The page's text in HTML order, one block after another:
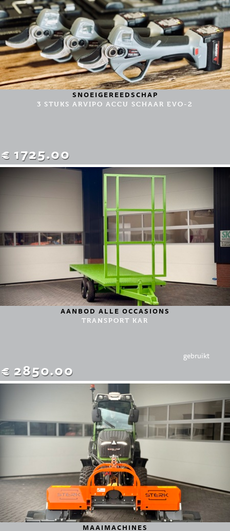
SNOEIGEREEDSCHAP
3 STUKS ARVIPO ACCU SCHAAR EVO-2
€ 1725.00
AANBOD ALLE OCCASIONS
TRANSPORT KAR
€ 2850.00
gebruikt
MAAIMACHINES